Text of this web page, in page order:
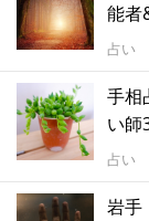
能者
占い
手相
い師
占い
岩手